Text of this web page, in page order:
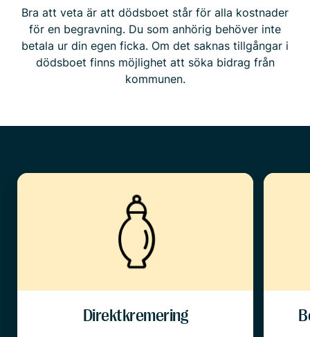
Bra att veta är att dödsboet står för alla kostnader
för en begravning. Du som anhörig behöver inte
betala ur din egen ficka. Om det saknas tillgångar i
dödsboet finns möjlighet att söka bidrag från
kommunen.
Direktkremering